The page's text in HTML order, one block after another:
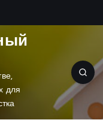
для